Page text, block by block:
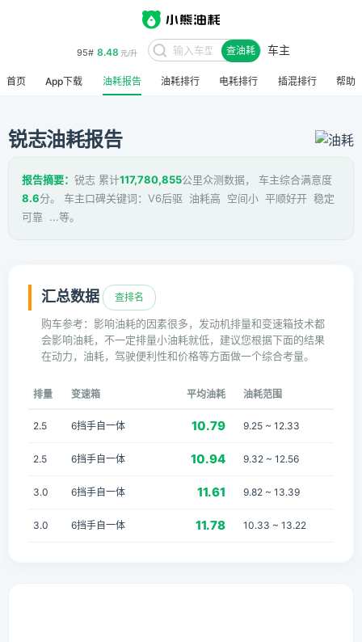
95# 8.48 元/升 查油耗 车主
首页 App下载 油耗报告 油耗排行 电耗排行 插混排行 帮助
锐志油耗报告
报告摘要： 锐志 累计117,780,855公里众测数据， 车主综合满意度
8.6分。 车主口碑关键词：V6后驱 油耗高 空间小 平顺好开 稳定
可靠 ...等。
汇总数据 查排名
购车参考：影响油耗的因素很多，发动机排量和变速箱技术都
会影响油耗，不一定排量小油耗就低，建议您根据下面的结果
在动力，油耗，驾驶便利性和价格等方面做一个综合考量。
排量 变速箱 平均油耗 油耗范围
2.5 6挡手自一体 10.79 9.25 ~ 12.33
2.5 6挡手自一体 10.94 9.32 ~ 12.56
3.0 6挡手自一体 11.61 9.82 ~ 13.39
3.0 6挡手自一体 11.78 10.33 ~ 13.22